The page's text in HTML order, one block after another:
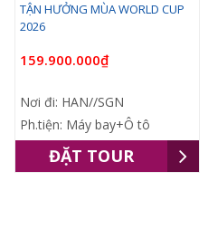
TẬN HƯỞNG MÙA WORLD CUP
2026
159.900.000₫
Nơi đi: HAN//SGN
Ph.tiện: Máy bay+Ô tô
ĐẶT TOUR